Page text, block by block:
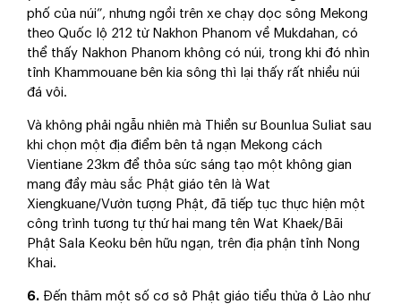
phố của núi”, nhưng ngồi trên xe chạy dọc sông Mekong
theo Quốc lộ 212 từ Nakhon Phanom về Mukdahan, có
thể thấy Nakhon Phanom không có núi, trong khi đó nhìn
tỉnh Khammouane bên kia sông thì lại thấy rất nhiều núi
đá vôi.
Và không phải ngẫu nhiên mà Thiền sư Bounlua Suliat sau
khi chọn một địa điểm bên tả ngạn Mekong cách
Vientiane 23km để thỏa sức sáng tạo một không gian
mang đầy màu sắc Phật giáo tên là Wat
Xiengkuane/Vườn tượng Phật, đã tiếp tục thực hiện một
công trình tương tự thứ hai mang tên Wat Khaek/Bãi
Phật Sala Keoku bên hữu ngạn, trên địa phận tỉnh Nong
Khai.
6. Đến thăm một số cơ sở Phật giáo tiểu thừa ở Lào như